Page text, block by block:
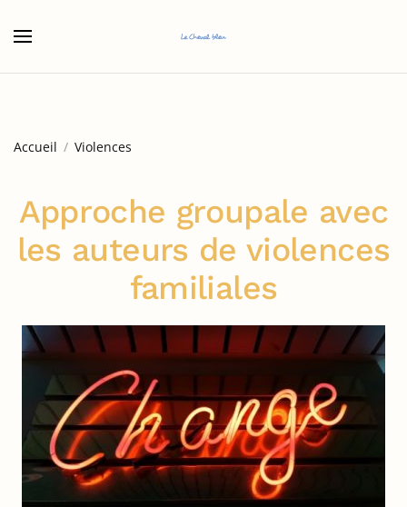
Accueil Violences
Approche groupale avec
les auteurs de violences
familiales